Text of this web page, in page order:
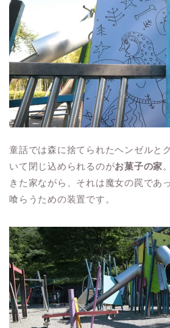
童話では森に捨てられたヘンゼルと
いて閉じ込められるのがお菓子の家
きた家ながら、それは魔女の罠であ
喰らうための装置です。